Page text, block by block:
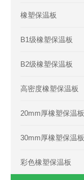
橡塑保温板
B1级橡塑保温板
B2级橡塑保温板
高密度橡塑保温板
20mm厚橡塑保温板
30mm厚橡塑保温板
彩色橡塑保温板